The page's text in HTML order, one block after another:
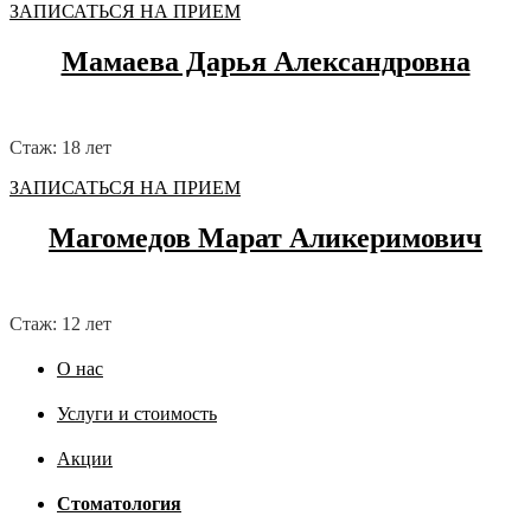
ЗАПИСАТЬСЯ НА ПРИЕМ
Мамаева Дарья Александровна
Стаж: 18 лет
ЗАПИСАТЬСЯ НА ПРИЕМ
Магомедов Марат Аликеримович
Стаж: 12 лет
О нас
Услуги и стоимость
Акции
Стоматология